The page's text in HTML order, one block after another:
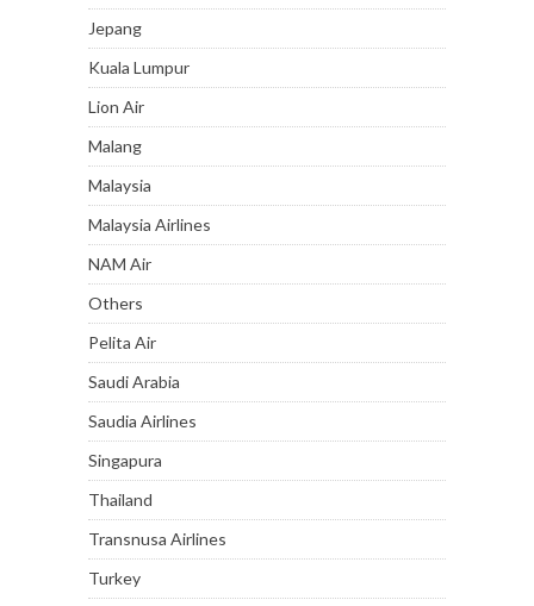
Jepang
Kuala Lumpur
Lion Air
Malang
Malaysia
Malaysia Airlines
NAM Air
Others
Pelita Air
Saudi Arabia
Saudia Airlines
Singapura
Thailand
Transnusa Airlines
Turkey